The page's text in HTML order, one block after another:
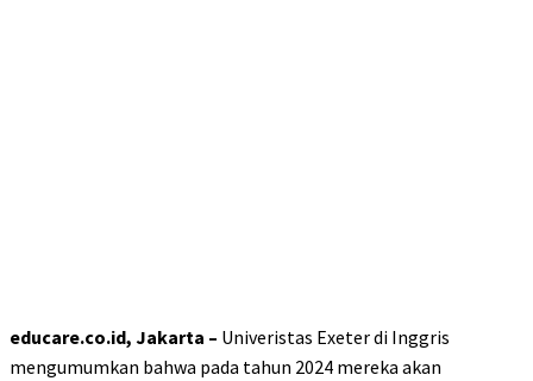
educare.co.id, Jakarta – Univeristas Exeter di Inggris
mengumumkan bahwa pada tahun 2024 mereka akan